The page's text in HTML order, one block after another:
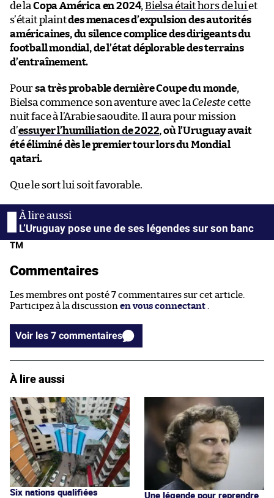
de laCopa América en 2024,Bielsa était hors de luiet
s’était plaintdes menaces d’expulsion des autorités
américaines, du silence complice des dirigeants du
football mondial, de l’état déplorable des terrains
d’entraînement.
Poursa très probable dernière Coupe du monde,
Bielsa commence son aventure avec laCelestecette
nuit face à l’Arabie saoudite. Il aura pour mission
d’essuyer l’humiliation de 2022, où l’Uruguay avait
été éliminé dès le premier tour lors du Mondial
qatari.
Que le sort lui soit favorable.
L’Uruguay pose une de ses légendes sur son banc
TM
Commentaires
Les membres ont posté 7 commentaires sur cet article.
Participez à la discussion en vous connectant .
Voir les 7 commentaires
À lire aussi
Six nations qualifiées
Une légende pour reprendre